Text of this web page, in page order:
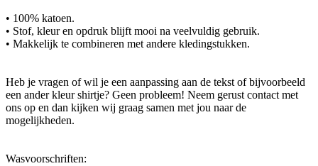
• 100% katoen.
• Stof, kleur en opdruk blijft mooi na veelvuldig gebruik.
• Makkelijk te combineren met andere kledingstukken.
Heb je vragen of wil je een aanpassing aan de tekst of bijvoorbeeld
een ander kleur shirtje? Geen probleem! Neem gerust contact met
ons op en dan kijken wij graag samen met jou naar de
mogelijkheden.
Wasvoorschriften: